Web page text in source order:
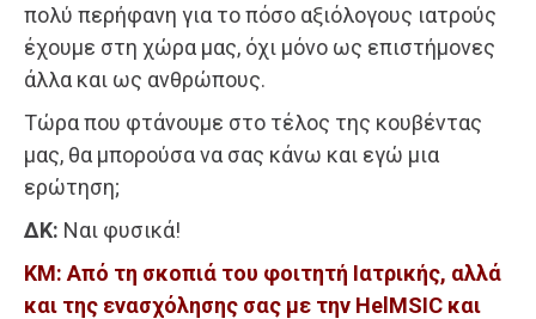
πολύ περήφανη για το πόσο αξιόλογους ιατρούς
έχουμε στη χώρα μας, όχι μόνο ως επιστήμονες
άλλα και ως ανθρώπους.
Τώρα που φτάνουμε στο τέλος της κουβέντας
μας, θα μπορούσα να σας κάνω και εγώ μια
ερώτηση;
ΔΚ: Ναι φυσικά!
ΚΜ: Από τη σκοπιά του φοιτητή Ιατρικής, αλλά
και της ενασχόλησης σας με την HelMSIC και